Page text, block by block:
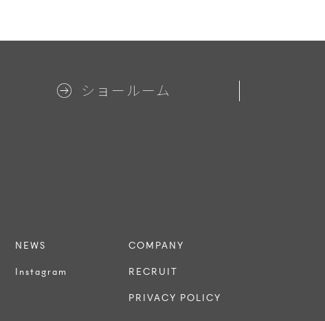
ショールーム
NEWS
Instagram
COMPANY
RECRUIT
PRIVACY POLICY